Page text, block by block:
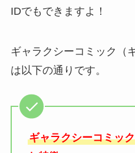
IDでもできますよ！
ギャラクシーコミック（
は以下の通りです。
ギャラクシーコミッ